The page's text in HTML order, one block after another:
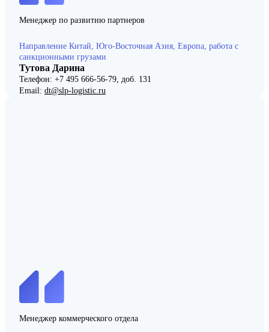
Менеджер по развитию партнеров
Направление Китай, Юго-Восточная Азия, Европа, работа с
санкционными грузами
Тутова Дарина
Телефон: +7 495 666-56-79, доб. 131
Email: dt@slp-logistic.ru
Менеджер коммерческого отдела